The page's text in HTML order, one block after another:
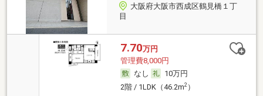
大阪府大阪市西成区鶴見橋１丁
目
7.70万円
管理費8,000円
なし
10万円
2階 / 1LDK（46.2m2）